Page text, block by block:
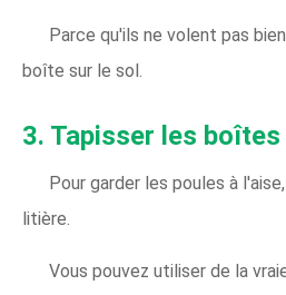
Parce qu'ils ne volent pas
boîte sur le sol.
3. Tapisser les
Pour garder les poules à
litière.
Vous pouvez utiliser de la